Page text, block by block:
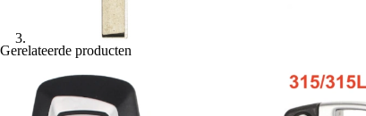
Gerelateerde producten